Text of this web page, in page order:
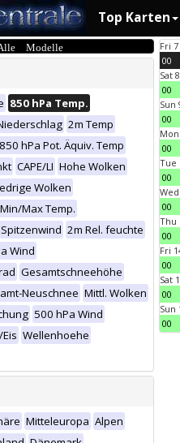
Top Karten
Modelle
850 hPa Temp.
2m Temp
850 hPa Pot. Äquiv. Temp
CAPE/LI Hohe Wolken
Wolken
Min/Max Temp.
Spitzenwind 2m Rel. feuchte
Wind
Gesamtschneehöhe
Neuschnee Mittl. Wolken
500 hPa Wind
Wellenhoehe
Mitteleuropa Alpen
Fri
00
Sat
00
Sun
00
00
Tue
00
00
Thu
00
Fri
00
Sat
00
Sun
00